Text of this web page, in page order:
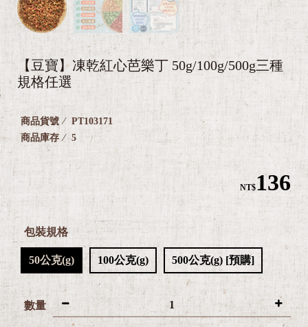
【豆寶】凍乾紅心芭樂丁 50g/100g/500g三種
規格任選
商品貨號
PT103171
商品庫存
5
NT$136
包裝規格
50公克(g) 100公克(g) 500公克(g) [預購]
數量